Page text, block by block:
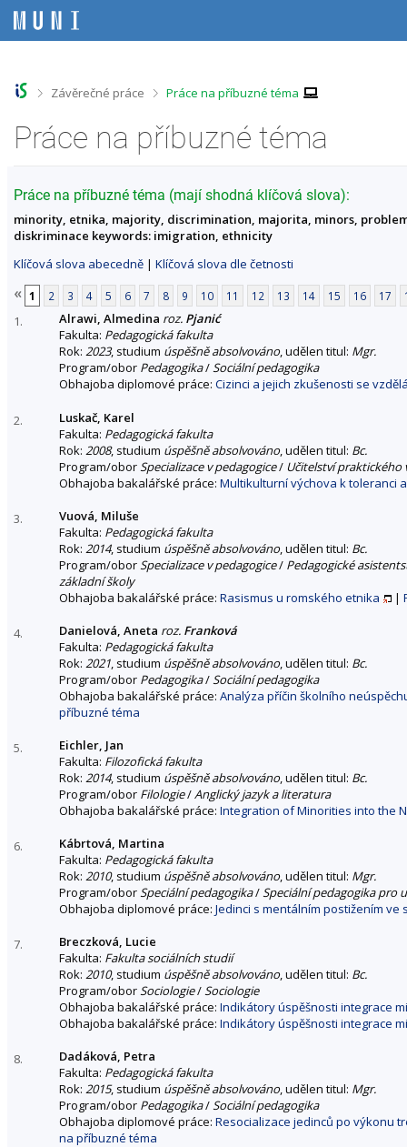
e
e
e
e
>Závěrečné práce >
Práce na příbuzné téma
Práce na příbuzné téma
Práce na příbuzné téma (mají shodná klíčová slova):
minority, etnika, majority, discrimination, majorita, minors,
diskriminace keywords: imigration, ethnicity
Klíčová slova abecedně | Klíčová slova dle četnosti
« 1 2 3 4 5 6 7 8 9 10 11 12 13 14 15 16 17
1. Alrawi, Almedina roz. Pjanić
Fakulta: Pedagogická fakulta
Rok: 2023, studium úspěšně absolvováno, udělen titul: Mgr.
Program/obor Pedagogika/Sociální pedagogika
Obhajoba diplomové práce: Cizinci a jejich zkušenosti se
2.
Luskač, Karel
Fakulta: Pedagogická fakulta
Rok: 2008, studium úspěšně absolvováno, udělen titul: Bc.
Program/oborSpecializace v pedagogice/ Učitelství praktického
Obhajoba bakalářské práce: Multikulturní výchova k toleranci
3.
Vuová, Miluše
Fakulta: Pedagogická fakulta
Rok: 2014, studium úspěšně absolvováno, udělen titul: Bc.
Program/oborSpecializace v pedagogice/ Pedagogické
základní školy
Obhajoba bakalářské práce: Rasismus u romského etnika |
4. Danielová, Aneta roz. Franková
Fakulta: Pedagogická fakulta
Rok: 2021, studium úspěšně absolvováno, udělen titul: Bc.
Program/obor Pedagogika/Sociální pedagogika
Obhajoba bakalářské práce: Analýza příčin školního
příbuzné téma
5.
Eichler, Jan
Fakulta: Filozofická fakulta
Rok: 2014, studium úspěšně absolvováno, udělen titul: Bc.
Program/obor Filologie/Anglický jazyk a literatura
Obhajoba bakalářské práce: Integration of Minorities into the
6.
Kábrtová, Martina
Fakulta: Pedagogická fakulta
Rok: 2010, studium úspěšně absolvováno, udělen titul: Mgr.
Program/oborSpeciální pedagogika/Speciální pedagogika pro
Obhajoba diplomové práce: Jedinci s mentálním postižením ve
7.
Breczková, Lucie
Fakulta: Fakulta sociálních studií
Rok: 2010, studium úspěšně absolvováno, udělen titul: Bc.
Program/oborSociologie/Sociologie
Obhajoba bakalářské práce: Indikátory úspěšnosti integrace
Obhajoba bakalářské práce: Indikátory úspěšnosti integrace
8.
Dadáková, Petra
Fakulta: Pedagogická fakulta
Rok: 2015, studium úspěšně absolvováno, udělen titul: Mgr.
Program/obor Pedagogika/Sociální pedagogika
Obhajoba diplomové práce: Resocializace jedinců po výkonu
na příbuzné téma